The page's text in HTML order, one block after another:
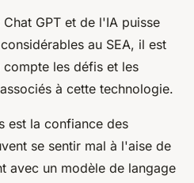
GPT et de l'IA puisse
au SEA, il est
les défis et les
à cette technologie.
est la confiance des
se sentir mal à l'aise de
avec un modèle de langage